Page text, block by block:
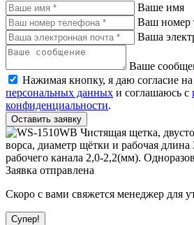
Ваше имя
Ваш номер
Ваша
Ваше
Нажимая кнопку, я даю согласие на
персональных данных и соглашаюсь с
конфиденциальности.
Оставить заявку
Заявка отправлена
Скоро с вами свяжется менеджер для
Супер!